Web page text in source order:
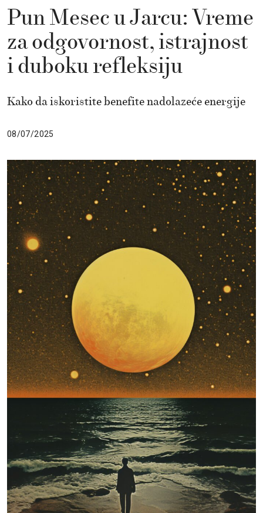
Pun Mesec u Jarcu: Vreme
za odgovornost, istrajnost
i duboku refleksiju
Kako da iskoristite benefite nadolazeće energije
08/07/2025